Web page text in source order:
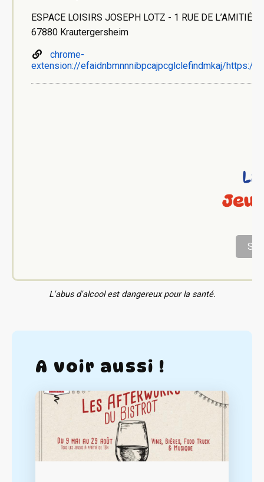
ESPACE LOISIRS JOSEPH LOTZ - 1 RUE DE L’AMITIÉ
67880 Krautergersheim
chrome-
extension://efaidnbmnnnibpcajpcglclefindmkaj/https://
L'abus d'alcool est dangereux pour la santé.
A voir aussi !